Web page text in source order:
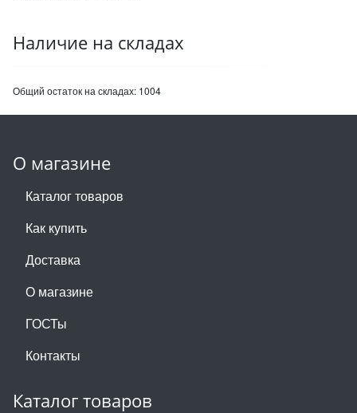
Наличие на складах
Общий остаток на складах: 1004
О магазине
Каталог товаров
Как купить
Доставка
О магазине
ГОСТы
Контакты
Каталог товаров